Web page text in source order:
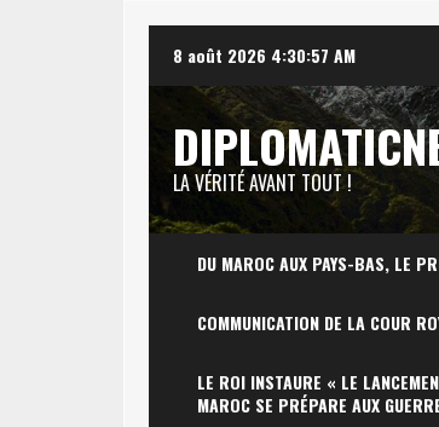
content
8 août 2026 4:30:58 AM
LA VÉRITÉ AVANT TOUT !
DU MAROC AUX PAYS-BAS, LE
COMMUNICATION DE LA COUR
LE ROI INSTAURE « LE
MAROC SE PRÉPARE AUX